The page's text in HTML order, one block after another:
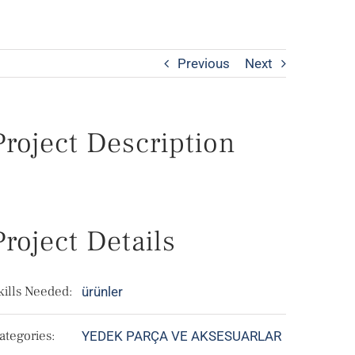
Previous Next
Description
Details
Needed: ürünler
YEDEK PARÇA VE AKSESUARLAR